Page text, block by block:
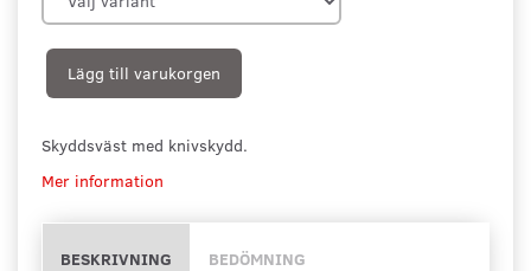
Lägg till varukorgen
Skyddsväst med knivskydd.
Mer information
BESKRIVNING BEDÖMNING